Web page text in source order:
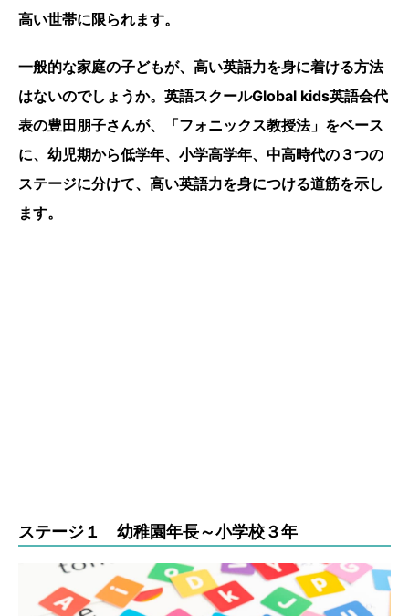
高い世帯に限られます。
一般的な家庭の子どもが、高い英語力を身に着ける方法
はないのでしょうか。英語スクールGlobal kids英語会代
表の豊田朋子さんが、「フォニックス教授法」をベース
に、幼児期から低学年、小学高学年、中高時代の３つの
ステージに分けて、高い英語力を身につける道筋を示し
ます。
ステージ１ 幼稚園年長～小学校３年